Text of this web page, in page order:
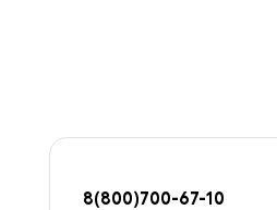
8(800)700-67-10